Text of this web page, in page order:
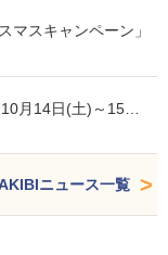
マスキャンペーン」
10月14日(土)～15…
ニュース一覧